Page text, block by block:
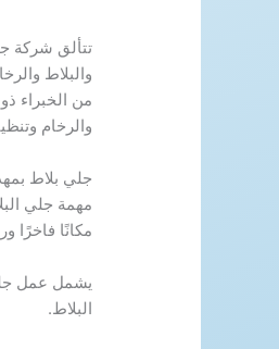
تتألق شركة
والبلاط
من الخبراء
والرخام
جلي بلاط
مهمة جلي
مكانًا فاخرًا
يشمل عمل
البلاط.